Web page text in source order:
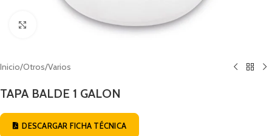
Click to enlarge
Inicio/Otros/Varios
TAPA BALDE 1 GALON
DESCARGAR FICHA TÉCNICA